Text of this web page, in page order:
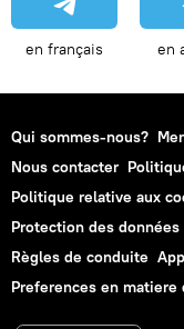
en français en
Qui sommes-nous?
Nous contacter
Politique relative aux
Protection des données
Règles de conduite
Preferences en matiere